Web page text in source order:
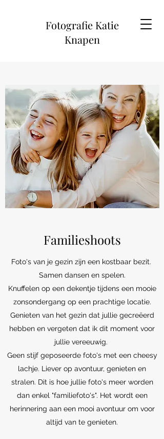
Fotografie Katie
Knapen
Familieshoots
Foto's van je gezin zijn een kostbaar bezit.
Samen dansen en spelen.
Knuffelen op een dekentje tijdens een mooie
zonsondergang op een prachtige locatie.
Genieten van het gezin dat jullie gecreëerd
hebben en vergeten dat ik dit moment voor
jullie vereeuwig.
Geen stijf geposeerde foto's met een cheesy
lachje. Liever op avontuur, genieten en
stralen. Dit is hoe jullie foto's meer worden
dan enkel "familiefoto's". Het wordt een
herinnering aan een mooi avontuur om voor
altijd van te genieten.